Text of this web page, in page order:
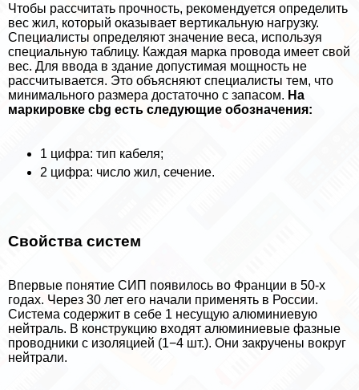
Чтобы рассчитать прочность, рекомендуется определить
вес жил, который оказывает вертикальную нагрузку.
Специалисты определяют значение веса, используя
специальную таблицу. Каждая марка провода имеет свой
вес. Для ввода в здание допустимая мощность не
рассчитывается. Это объясняют специалисты тем, что
минимального размера достаточно с запасом. На
маркировке cbg есть следующие обозначения:
1 цифра: тип кабеля;
2 цифра: число жил, сечение.
Свойства систем
Впервые понятие СИП появилось во Франции в 50-х
годах. Через 30 лет его начали применять в России.
Система содержит в себе 1 несущую алюминиевую
нейтраль. В конструкцию входят алюминиевые фазные
проводники с изоляцией (1−4 шт.). Они закручены вокруг
нейтрали.